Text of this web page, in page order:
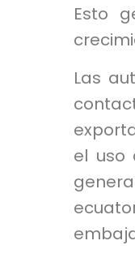
Esto
Las
el uso